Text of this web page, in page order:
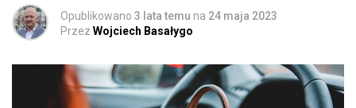
Opublikowano 3 lata temu na 24 maja 2023
Przez Wojciech Basałygo